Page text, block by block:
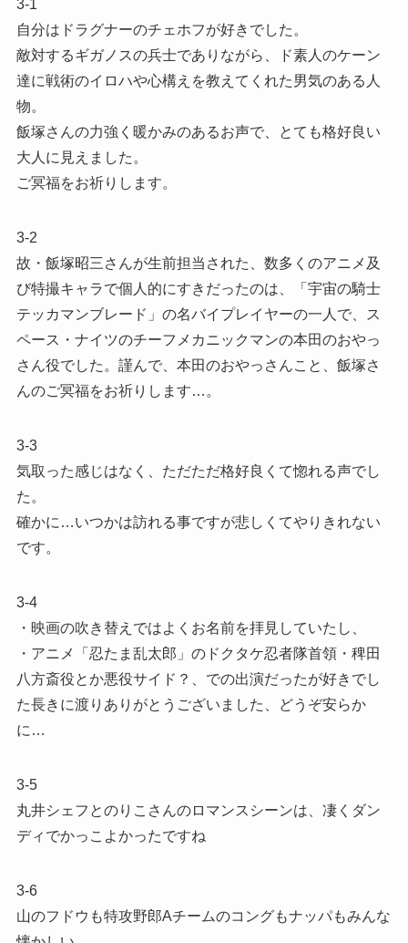
3-1
自分はドラグナーのチェホフが好きでした。
敵対するギガノスの兵士でありながら、ド素人のケーン
達に戦術のイロハや心構えを教えてくれた男気のある人
物。
飯塚さんの力強く暖かみのあるお声で、とても格好良い
大人に見えました。
ご冥福をお祈りします。
3-2
故・飯塚昭三さんが生前担当された、数多くのアニメ及
び特撮キャラで個人的にすきだったのは、「宇宙の騎士
テッカマンブレード」の名バイプレイヤーの一人で、ス
ペース・ナイツのチーフメカニックマンの本田のおやっ
さん役でした。謹んで、本田のおやっさんこと、飯塚さ
んのご冥福をお祈りします…。
3-3
気取った感じはなく、ただただ格好良くて惚れる声でし
た。
確かに…いつかは訪れる事ですが悲しくてやりきれない
です。
3-4
・映画の吹き替えではよくお名前を拝見していたし、
・アニメ「忍たま乱太郎」のドクタケ忍者隊首領・稗田
八方斎役とか悪役サイド？、での出演だったが好きでし
た長きに渡りありがとうございました、どうぞ安らか
に…
3-5
丸井シェフとのりこさんのロマンスシーンは、凄くダン
ディでかっこよかったですね
3-6
山のフドウも特攻野郎Aチームのコングもナッパもみんな